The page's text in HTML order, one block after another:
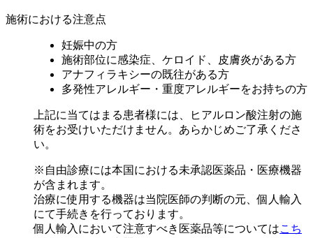
施術における注意点
妊娠中の方
施術部位に感染症、ケロイド、皮膚炎がある方
アナフィラキシーの既往がある方
多発性アレルギー・重度アレルギーをお持ちの方
上記に当てはまる患者様には、ヒアルロン酸注射の施
術をお受けいただけません。あらかじめご了承くださ
い。
※自由診療には本国における未承認医薬品・医療機器
が含まれます。
治療に使用する機器は当院医師の判断の元、個人輸入
にて手続きを行っております。
個人輸入において注意すべき医薬品等についてはこち